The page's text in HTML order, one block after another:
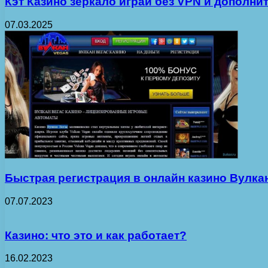
07.03.2025
Быстрая регистрация в онлайн казино
07.07.2023
Казино: что это и как работает?
16.02.2023